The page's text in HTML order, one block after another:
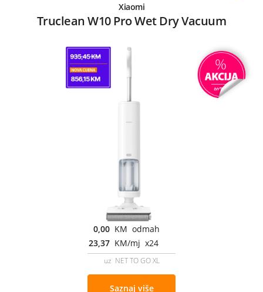
Xiaomi
Truclean W10 Pro Wet Dry Vacuum
0,00 KM odmah
23,37 KM/mj x24
uz NET TO GO XL
Saznaj više